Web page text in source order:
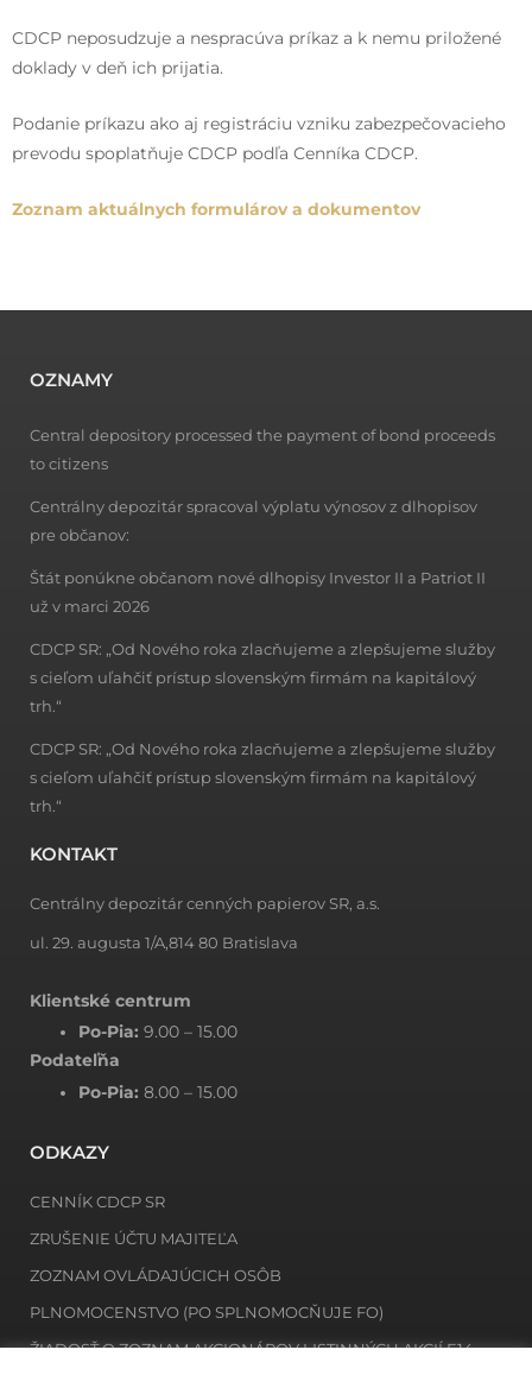
CDCP neposudzuje a nespracúva príkaz a k nemu priložené
doklady v deň ich prijatia.
Podanie príkazu ako aj registráciu vzniku zabezpečovacieho
prevodu spoplatňuje CDCP podľa Cenníka CDCP.
Zoznam aktuálnych formulárov a dokumentov
OZNAMY
Central depository processed the payment of bond proceeds
to citizens
Centrálny depozitár spracoval výplatu výnosov z dlhopisov
pre občanov:
Štát ponúkne občanom nové dlhopisy Investor II a Patriot II
už v marci 2026
CDCP SR: „Od Nového roka zlacňujeme a zlepšujeme služby
s cieľom uľahčiť prístup slovenským firmám na kapitálový
trh.“
CDCP SR: „Od Nového roka zlacňujeme a zlepšujeme služby
s cieľom uľahčiť prístup slovenským firmám na kapitálový
trh.“
KONTAKT
Centrálny depozitár cenných papierov SR, a.s.
ul. 29. augusta 1/A,814 80 Bratislava
Klientské centrum
Po-Pia: 9.00 – 15.00
Podateľňa
Po-Pia:8.00 – 15.00
ODKAZY
CENNÍK CDCP SR
ZRUŠENIE ÚČTU MAJITEĽA
ZOZNAM OVLÁDAJÚCICH OSÔB
PLNOMOCENSTVO (PO SPLNOMOCŇUJE FO)
ŽIADOSŤ O ZOZNAM AKCIONÁROV LISTINNÝCH AKCIÍ E14